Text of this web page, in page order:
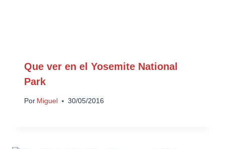
Que ver en el Yosemite National
Park
Por Miguel 30/05/2016